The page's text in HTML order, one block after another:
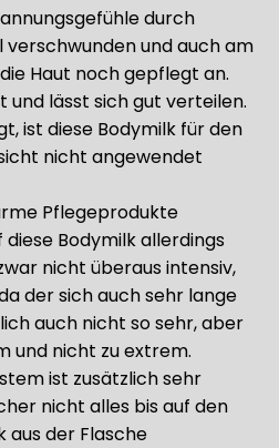
durch
und auch am
Haut noch gepflegt an.
lässt sich gut verteilen.
ist diese Bodymilk für den
nicht angewendet
Pflegeprodukte
Bodymilk allerdings
nicht überaus intensiv,
der sich auch sehr lange
auch nicht so sehr, aber
und nicht zu extrem.
ist zusätzlich sehr
nicht alles bis auf den
aus der Flasche